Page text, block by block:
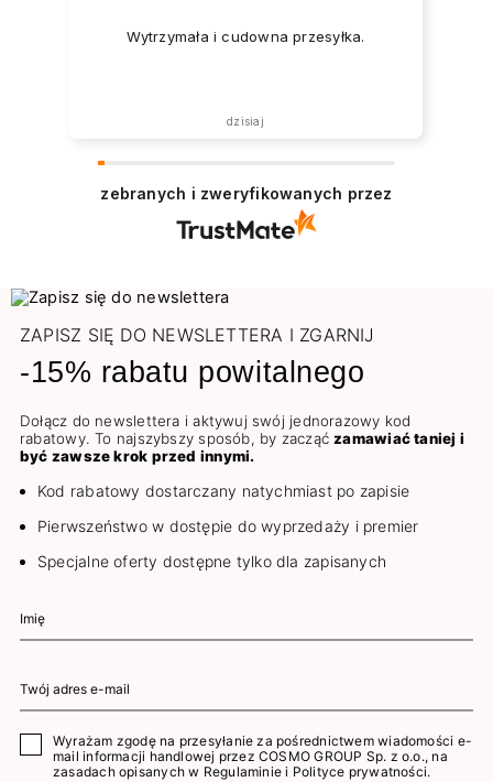
Wytrzymała i cudowna przesyłka.
dzisiaj
zebranych i zweryfikowanych przez
ZAPISZ SIĘ DO NEWSLETTERA I ZGARNIJ
-15% rabatu powitalnego
Dołącz do newslettera i aktywuj swój jednorazowy kod
rabatowy. To najszybszy sposób, by zacząćzamawiać taniej i
być zawsze krok przed innymi.
Kod rabatowy dostarczany natychmiast po zapisie
Pierwszeństwo w dostępie do wyprzedaży i premier
Specjalne oferty dostępne tylko dla zapisanych
Wyrażam zgodę na przesyłanie za pośrednictwem wiadomości e-
mail informacji handlowej przez COSMO GROUP Sp. z o.o., na
zasadach opisanych w Regulaminie i Polityce prywatności.